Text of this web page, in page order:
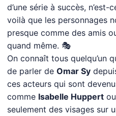
d’une série à succès,
voilà que les personnages
presque comme des amis
quand même. 🎭
On connaît tous quelqu’un
de parler de Omar Sy
ces acteurs qui sont
comme Isabelle Huppert ou
seulement des visages sur